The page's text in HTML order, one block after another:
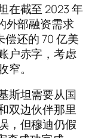
在截至 2023 年
外部融资需求
偿还的 70 亿美
户赤字，考虑
。
斯坦需要从国
双边伙伴那里
，但穆迪仍假